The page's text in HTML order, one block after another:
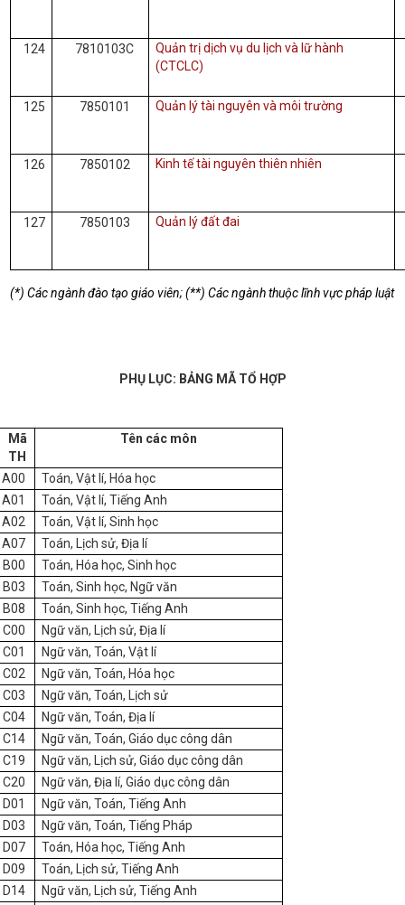
124 7810103C
Quản trị dịch vụ du lịch và lữ hành
(CTCLC)
125 7850101 Quản lý tài nguyên và môi trường
126 7850102 Kinh tế tài nguyên thiên nhiên
127 7850103 Quản lý đất đai
(*) Các ngành đào tạo giáo viên; (**) Các ngành thuộc lĩnh vực pháp luật
PHỤ LỤC: BẢNG MÃ TỔ HỢP
Mã
TH
Tên các môn
A00
Toán, Vật lí, Hóa học
A01
Toán, Vật lí, Tiếng Anh
A02
Toán, Vật lí, Sinh học
A07
Toán, Lịch sử, Địa lí
B00
Toán, Hóa học, Sinh học
B03
Toán, Sinh học, Ngữ văn
B08
Toán, Sinh học, Tiếng Anh
C00
Ngữ văn, Lịch sử, Địa lí
C01
Ngữ văn, Toán, Vật lí
C02
Ngữ văn, Toán, Hóa học
C03
Ngữ văn, Toán, Lịch sử
C04
Ngữ văn, Toán, Địa lí
C14
Ngữ văn, Toán, Giáo dục công dân
C19
Ngữ văn, Lịch sử, Giáo dục công dân
C20
Ngữ văn, Địa lí, Giáo dục công dân
D01
Ngữ văn, Toán, Tiếng Anh
D03
Ngữ văn, Toán, Tiếng Pháp
D07
Toán, Hóa học, Tiếng Anh
D09
Toán, Lịch sử, Tiếng Anh
D14
Ngữ văn, Lịch sử, Tiếng Anh